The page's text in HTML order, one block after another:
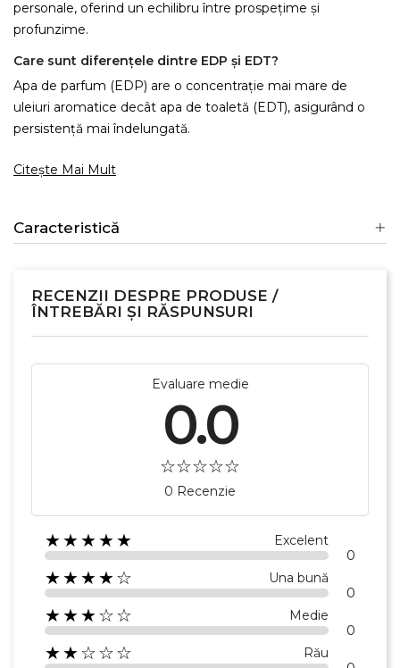
personale, oferind un echilibru între prospețime și
profunzime.
Care sunt diferențele dintre EDP și EDT?
Apa de parfum (EDP) are o concentrație mai mare de
uleiuri aromatice decât apa de toaletă (EDT), asigurând o
persistență mai îndelungată.
Citește Mai Mult
Caracteristică
RECENZII DESPRE PRODUSE /
ÎNTREBĂRI ȘI RĂSPUNSURI
Evaluare medie
0.0
0 Recenzie
★★★★★ Excelent
0
★★★★☆ Una bună
0
★★★☆☆ Medie
0
★★☆☆☆ Rău